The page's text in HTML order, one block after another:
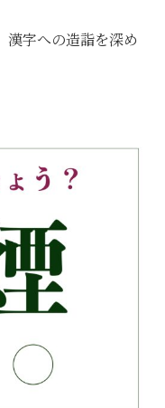
漢字への造詣を深め